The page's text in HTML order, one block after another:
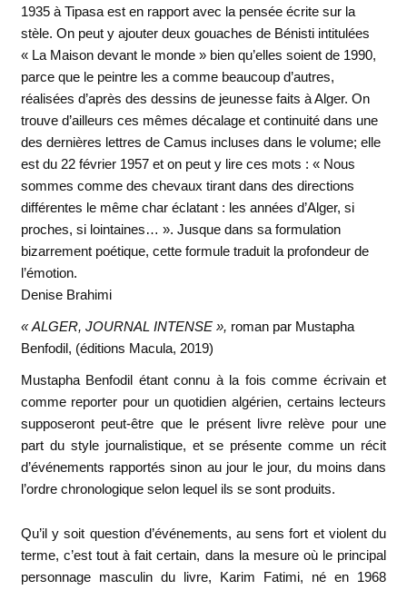
1935 à Tipasa est en rapport avec la pensée écrite sur la
stèle. On peut y ajouter deux gouaches de Bénisti intitulées
« La Maison devant le monde » bien qu’elles soient de 1990,
parce que le peintre les a comme beaucoup d’autres,
réalisées d’après des dessins de jeunesse faits à Alger. On
trouve d’ailleurs ces mêmes décalage et continuité dans une
des dernières lettres de Camus incluses dans le volume; elle
est du 22 février 1957 et on peut y lire ces mots : « Nous
sommes comme des chevaux tirant dans des directions
différentes le même char éclatant : les années d’Alger, si
proches, si lointaines… ». Jusque dans sa formulation
bizarrement poétique, cette formule traduit la profondeur de
l’émotion.
Denise Brahimi
« ALGER, JOURNAL INTENSE », roman par Mustapha
Benfodil, (éditions Macula, 2019)
Mustapha Benfodil étant connu à la fois comme écrivain et
comme reporter pour un quotidien algérien, certains lecteurs
supposeront peut-être que le présent livre relève pour une
part du style journalistique, et se présente comme un récit
d’événements rapportés sinon au jour le jour, du moins dans
l’ordre chronologique selon lequel ils se sont produits.
Qu’il y soit question d’événements, au sens fort et violent du
terme, c’est tout à fait certain, dans la mesure où le principal
personnage masculin du livre, Karim Fatimi, né en 1968